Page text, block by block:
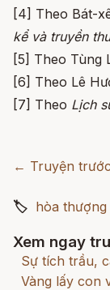
[4] Theo Bát-
kể và truyền
[5] Theo Tùng
[6] Theo Lê
[7] Theo Lịch
← Truyện trước
🏷 hòa thượng
Xem ngay
Sự tích trầu,
Vàng lấy con